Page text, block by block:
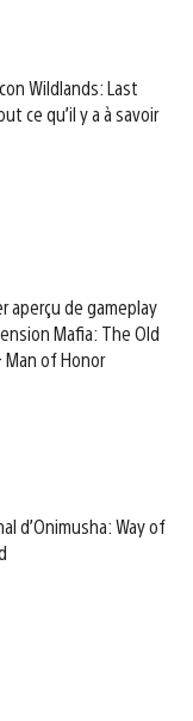
Wildlands: Last
ce qu’il y a à savoir
aperçu de gameplay
Mafia: The Old
Man of Honor
d’Onimusha: Way of